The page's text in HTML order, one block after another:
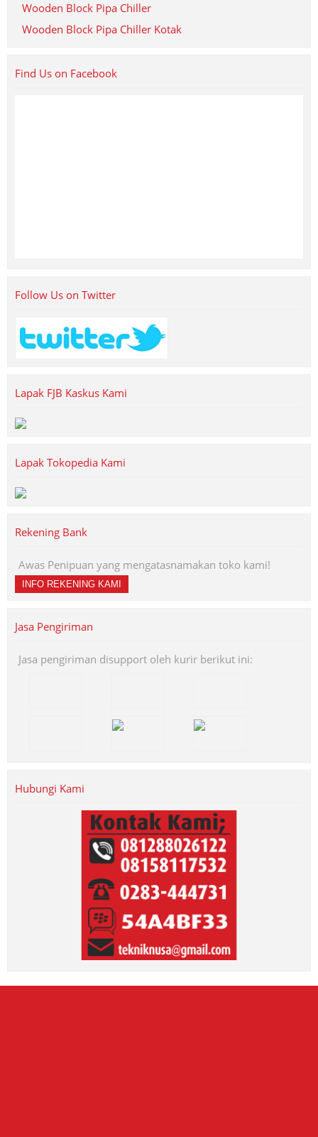
Wooden Block Pipa Chiller
Wooden Block Pipa Chiller Kotak
Find Us on Facebook
Follow Us on Twitter
Lapak FJB Kaskus Kami
Lapak Tokopedia Kami
Rekening Bank
Awas Penipuan yang mengatasnamakan toko kami!
INFO REKENING KAMI
Jasa Pengiriman
Jasa pengiriman disupport oleh kurir berikut ini:
Hubungi Kami